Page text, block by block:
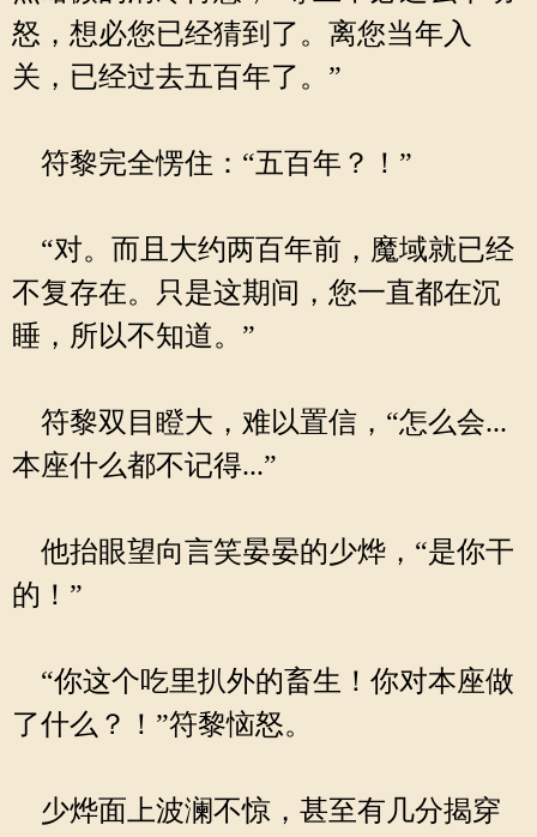
怒，想必您已经猜到了。离您当年入
关，已经过去五百年了。”
符黎完全愣住：“五百年？！”
“对。而且大约两百年前，魔域就已经
不复存在。只是这期间，您一直都在沉
睡，所以不知道。”
符黎双目瞪大，难以置信，“怎么会...
本座什么都不记得...”
他抬眼望向言笑晏晏的少烨，“是你干
的！”
“你这个吃里扒外的畜生！你对本座做
了什么？！”符黎恼怒。
少烨面上波澜不惊，甚至有几分揭穿